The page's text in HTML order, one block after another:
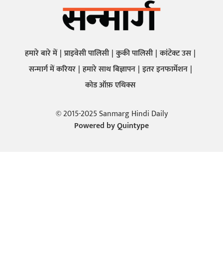
हमारे बारे में प्राइवेसी पालिसी कुकी पालिसी कांटेक्ट उस
सन्मार्ग में करियर हमारे साथ बिज्ञापन इतर इनफार्मेशन
कोड ऑफ़ एथिक्स
© 2015-2025 Sanmarg Hindi Daily
Powered byQuintype